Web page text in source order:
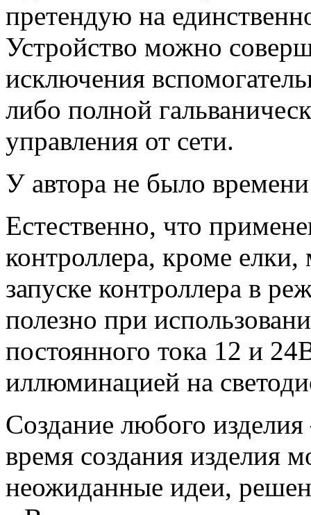
претендую на
Устройство можно
исключения
либо полной
управления от сети.
У автора не было
Естественно, что
контроллера, кроме
запуске контроллера в
полезно при
постоянного тока 12 и
иллюминацией на
Создание любого
время создания изделия
неожиданные идеи,